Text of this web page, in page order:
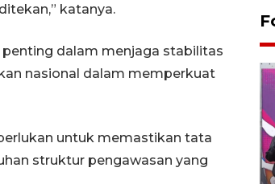
katanya.
dalam menjaga stabilitas
nasional dalam memperkuat
untuk memastikan tata
struktur pengawasan yang
DPRD Syahrial hadiri